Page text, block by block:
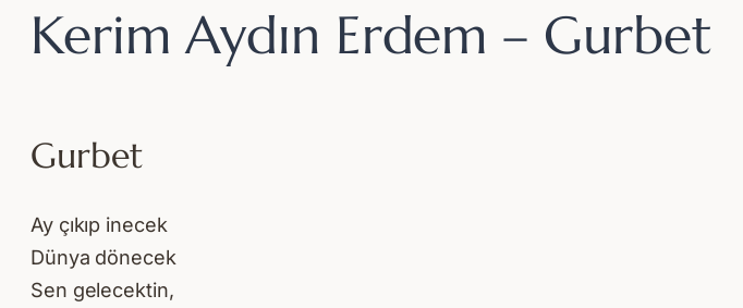
Kerim Aydın Erdem – Gurbet
Gurbet
Ay çıkıp inecek
Dünya dönecek
Sen gelecektin,